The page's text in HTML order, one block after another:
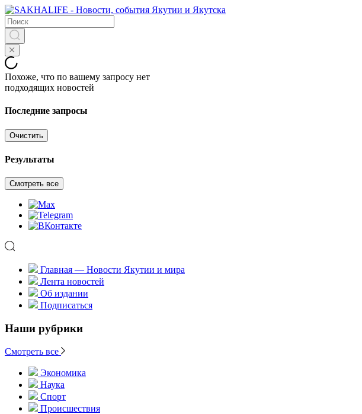
Похоже, что по вашему запросу нет
подходящих новостей
Последние запросы
Очистить
Результаты
Смотреть все
Главная — Новости Якутии и мира
Лента новостей
Об издании
Подписаться
Наши рубрики
Смотреть все
Экономика
Наука
Спорт
Происшествия